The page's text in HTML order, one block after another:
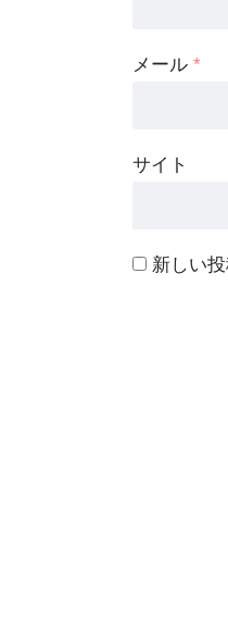
メール *
サイト
新しい